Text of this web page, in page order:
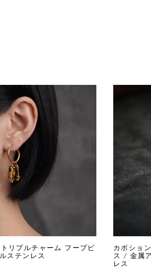
リプルチャーム フープピ
ステンレス
カボショ
ス / 金属
レス